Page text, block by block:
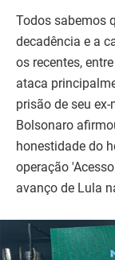
Todos sabemos
decadência e a
os recentes,
ataca
prisão de seu
Bolsonaro
honestidade do
operação
avanço de Lula